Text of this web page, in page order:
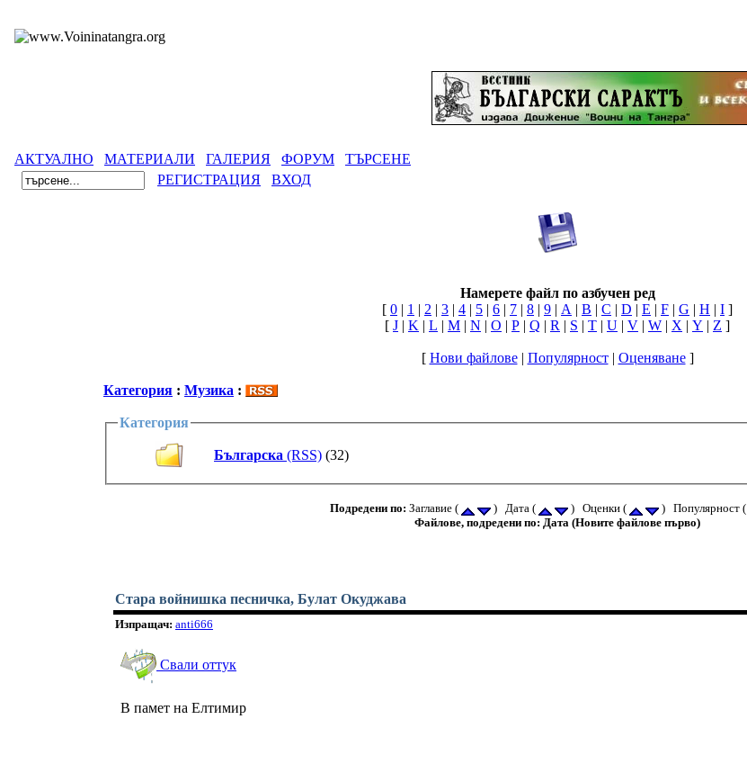
АКТУАЛНО МАТЕРИАЛИ ГАЛЕРИЯ ФОРУМ
ТЪРСЕНЕ
РЕГИСТРАЦИЯ
ВХОД
Намерете файл по азбучен ред
[ 0 | 1 | 2 | 3 | 4 | 5 | 6 | 7 | 8 | 9 | A | B | C | D | E | F | G | H | I ]
[ J | K | L | M | N | O | P | Q | R | S | T | U | V | W | X | Y | Z ]
[ Нови файлове| Популярност| Оценяване]
Категория : Музика :
Категория
Българска (RSS) (32)
Подредени по: Заглавие ( ) Дата ( ) Оценки ( ) Популярност (
Файлове, подредени по: Дата (Новите файлове първо)
Стара войнишка песничка, Булат Окуджава
Изпращач: anti666
Свали оттук
В памет на Елтимир